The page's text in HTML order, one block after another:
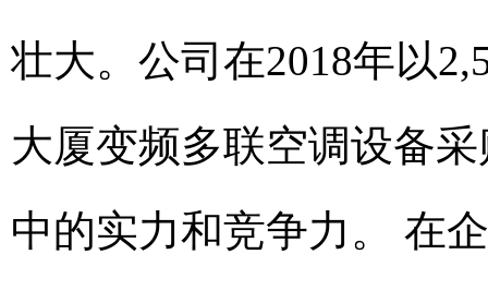
壮大。公司在2018年以
大厦变频多联空调设备
中的实力和竞争力。 在